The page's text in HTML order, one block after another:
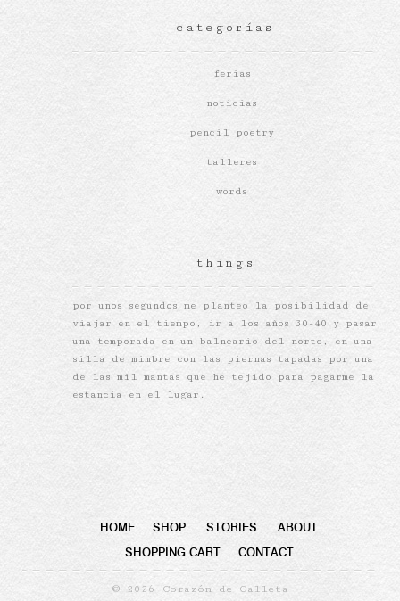
categorías
ferias
noticias
pencil poetry
talleres
words
things
por unos segundos me planteo la posibilidad de
viajar en el tiempo, ir a los años 30-40 y pasar
una temporada en un balneario del norte, en una
silla de mimbre con las piernas tapadas por una
de las mil mantas que he tejido para pagarme la
estancia en el lugar.
HOME SHOP STORIES
ABOUT
SHOPPING CART
CONTACT
© 2026 Corazón de Galleta